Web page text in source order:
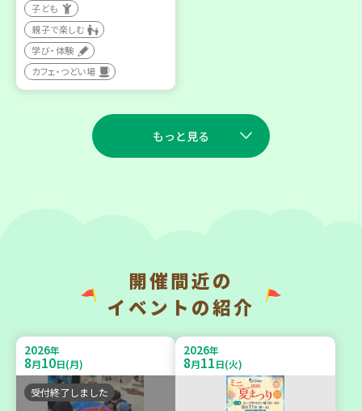
子ども
親子で楽しむ
学び・体験
カフェ・つどい場
もっと見る
神戸市兵庫区
BOSAI(ぼうさい)教室～か
ぞくで楽しくまなぼうさい
～
学び・体験
神戸市東灘区
ティールームすみれ会」
（毎月第2金曜日）
カフェ・つどい場
開催間近の
イベントの紹介
2026年
8月10日(月)
受付終了しました
2026年
8月11日(火)